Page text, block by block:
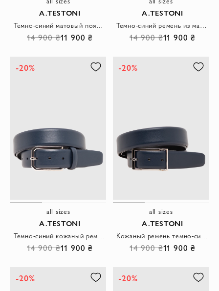
A.TESTONI
Темно-синий матовый пояс с гранёной металлической пряжкой и кожаным фиксатором
14 900 ₴11 900 ₴
A.TESTONI
Темно-синий ремень из матовой кожи с классической пряжкой и кожаной шлевкой
14 900 ₴11 900 ₴
-20%
all sizes
A.TESTONI
Темно-синий кожаный ремень с шестигранной пряжкой
14 900 ₴11 900 ₴
-20%
all sizes
A.TESTONI
Кожаный ремень темно-синего цвета с прямоугольной пряжкой
14 900 ₴11 900 ₴
-20% -20%